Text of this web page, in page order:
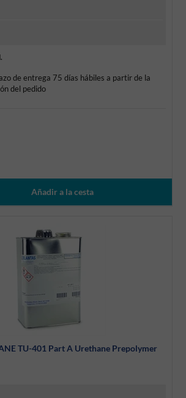
de entrega 75 días hábiles a partir de la
del pedido
TU-401 Part A Urethane Prepolymer